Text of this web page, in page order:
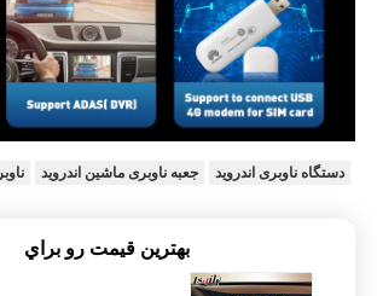
دستگاه ناوبری اندروید جعبه ناوبری ماشین اندروید
بهترين قيمت رو براي